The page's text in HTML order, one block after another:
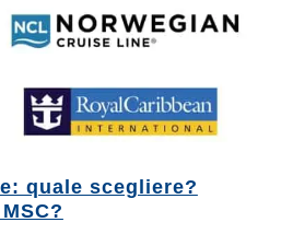
quale scegliere?